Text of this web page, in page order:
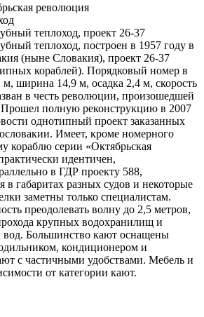
революция
теплоход, проект 26-37
теплоход, построен в 1957 году в
(ныне Словакия), проект 26-37
кораблей). Порядковый номер в
ширина 14,9 м, осадка 2,4 м, скорость
в честь революции, произошедшей
Прошел полную реконструкцию в 2007
однотипный проект заказанных
Имеет, кроме номерного
кораблю серии «Октябрьская
идентичен,
в ГДР проекту 588,
габаритах разных судов и некоторые
заметны только специалистам.
преодолевать волну до 2,5 метров,
крупных водохранилищ и
Большинство кают оснащены
кондиционером и
с частичными удобствами. Мебель и
от категории кают.